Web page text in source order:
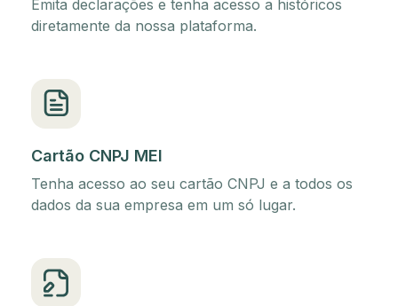
Emita declarações e tenha acesso a históricos
diretamente da nossa plataforma.
Cartão CNPJ MEI
Tenha acesso ao seu cartão CNPJ e a todos os
dados da sua empresa em um só lugar.